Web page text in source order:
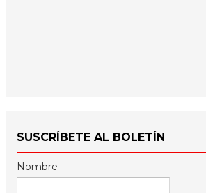
SUSCRÍBETE AL BOLETÍN
Nombre